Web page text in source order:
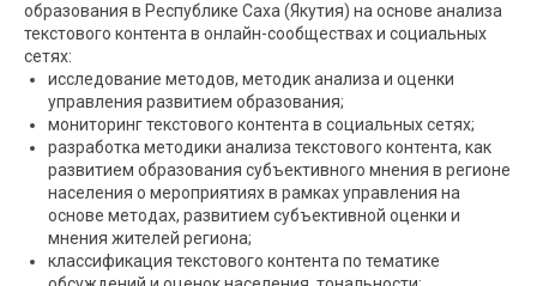
образования в Республике Саха (Якутия) на основе анализа
текстового контента в онлайн-сообществах и социальных
сетях:
исследование методов, методик анализа и оценки
управления развитием образования;
мониторинг текстового контента в социальных сетях;
разработка методики анализа текстового контента, как
развитием образования субъективного мнения в регионе
населения о мероприятиях в рамках управления на
основе методах, развитием субъективной оценки и
мнения жителей региона;
классификация текстового контента по тематике